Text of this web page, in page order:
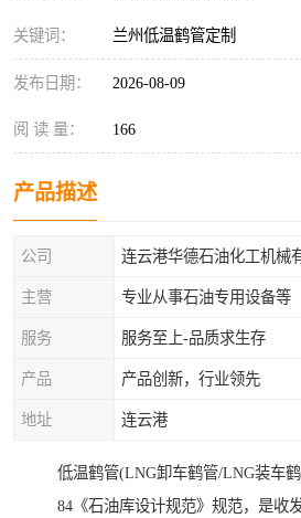
关键词： 兰州低温鹤管定制
发布日期： 2026-08-09
阅 读 量： 166
产品描述
公司 连云港华德石油化工机械
主营 专业从事石油专用设备等
服务 服务至上-品质求生存
产品 产品创新，行业领先
地址 连云港
低温鹤管(LNG卸车鹤管/LNG装车
84《石油库设计规范》规范，是收